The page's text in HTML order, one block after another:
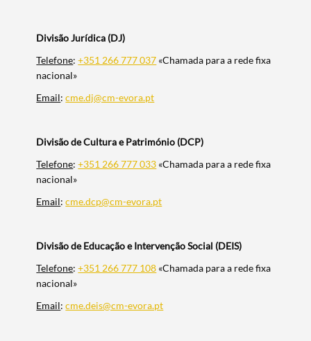
Divisão Jurídica (DJ)
Telefone:+351 266 777 037 «Chamada para a rede fixa
nacional»
Email:cme.dj@cm-evora.pt
Divisão de Cultura e Património (DCP)
Telefone:+351 266 777 033 «Chamada para a rede fixa
nacional»
Email:cme.dcp@cm-evora.pt
Divisão de Educação e Intervenção Social (DEIS)
Telefone:+351 266 777 108 «Chamada para a rede fixa
nacional»
Email:cme.deis@cm-evora.pt